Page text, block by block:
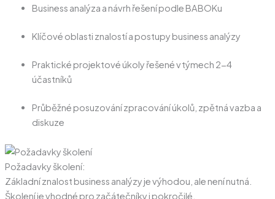
Business analýza a návrh řešení podle BABOKu
Klíčové oblasti znalostí a postupy business analýzy
Praktické projektové úkoly řešené v týmech 2-4
účastníků
Průběžné posuzování zpracování úkolů, zpětná vazba a
diskuze
Požadavky školení:
Základní znalost business analýzy je výhodou, ale není nutná.
Školení je vhodné pro začátečníky i pokročilé.